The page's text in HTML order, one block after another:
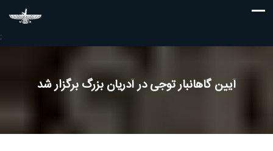
;
آیین گاهانبار توجی در آدریان بزرگ برگزار شد